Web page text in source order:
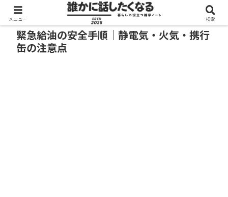
緊急給油の安全手順｜静電気・火気・携行
缶の注意点
メニュー 検索